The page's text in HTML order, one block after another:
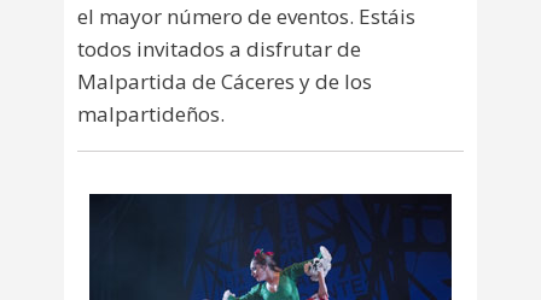
el mayor número de eventos. Estáis
todos invitados a disfrutar de
Malpartida de Cáceres y de los
malpartideños.